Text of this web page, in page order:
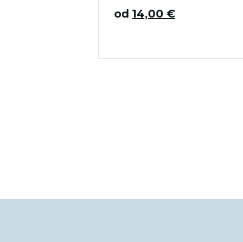
od14,00€